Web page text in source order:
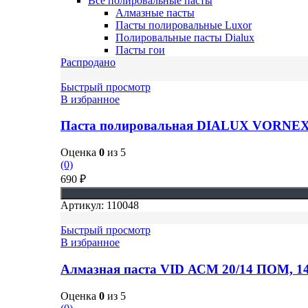
Алмазные пасты
Пасты полировальные Luxor
Полировальные пасты Dialux
Пасты гои
Распродано
Быстрый просмотр
В избранное
Паста полировальная DIALUX
Оценка 0 из 5
(0)
690 ₽
Артикул: 110048
Быстрый просмотр
В избранное
Алмазная паста VID АСМ 20/14 ПОМ,
Оценка 0 из 5